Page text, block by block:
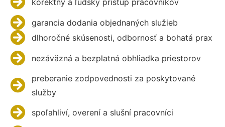
garancia dodania objednaných služieb
dlhoročné skúsenosti, odbornosť a bohatá prax
nezáväzná a bezplatná obhliadka priestorov
preberanie zodpovednosti za poskytované
služby
spoľahliví, overení a slušní pracovníci